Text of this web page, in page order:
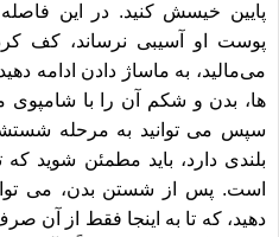
پایین خیسش کنید. در این
پوست او آسیبی نرساند، کف
می‌مالید، به ماساژ دادن ادامه
ها، بدن و شکم آن را با شامپوی
سپس می توانید به مرحله
بلندی دارد، باید مطمئن شوید
است. پس از شستن بدن، می
دهید، که تا به اینجا فقط از آن